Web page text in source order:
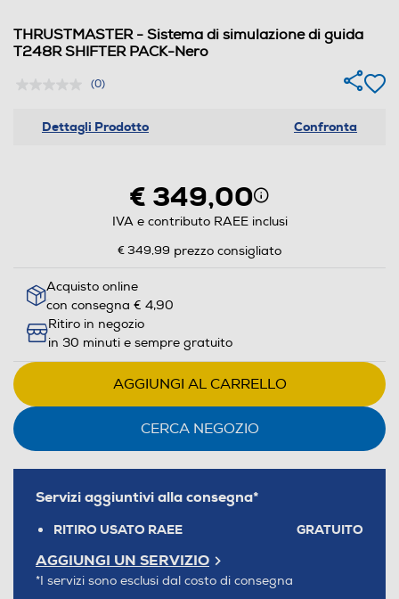
THRUSTMASTER - Sistema di simulazione di guida
T248R SHIFTER PACK-Nero
(0)
Dettagli Prodotto Confronta
€ 349,00
IVA e contributo RAEE inclusi
€ 349,99 prezzo consigliato
Acquisto online
con consegna € 4,90
Ritiro in negozio
in 30 minuti e sempre gratuito
AGGIUNGI AL CARRELLO
CERCA NEGOZIO
Servizi aggiuntivi alla consegna*
RITIRO USATO RAEE GRATUITO
AGGIUNGI UN SERVIZIO
*I servizi sono esclusi dal costo di consegna